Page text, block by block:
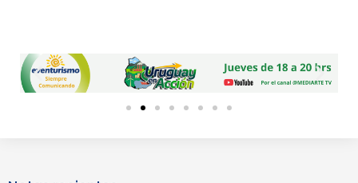
Previous
slide
Next
slide